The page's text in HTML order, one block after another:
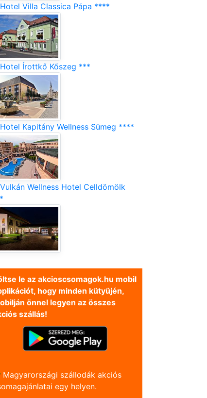
Villa Classica Pápa ****
Írottkő Kőszeg ***
Kapitány Wellness Sümeg ****
Wellness Hotel Celldömölk
le az akcioscsomagok.hu mobil
hogy minden kütyüjén,
önnel legyen az összes
szállás!
Magyarországi szállodák akciós
egy helyen.